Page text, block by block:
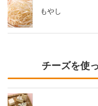
もやし
チーズを使